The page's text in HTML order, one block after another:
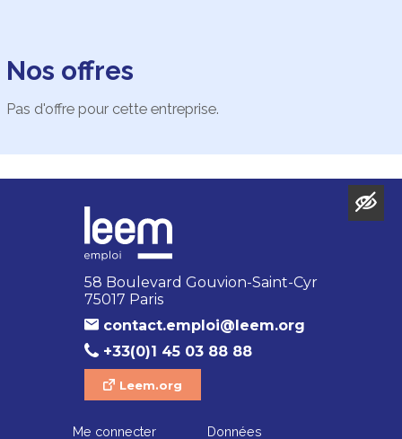
Nos offres
Pas d'offre pour cette entreprise.
58 Boulevard Gouvion-Saint-Cyr
75017 Paris
contact.emploi@leem.org
+33(0)1 45 03 88 88
Leem.org
Me connecter Données